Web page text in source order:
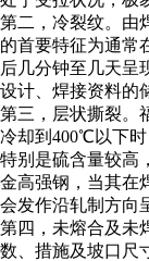
第二，冷裂纹。由
的首要特征为通常
后几分钟至几天呈
设计、焊接资料的
第三，层状撕裂。
冷却到400℃以下时
特别是硫含量较高
金高强钢，当其在
会发作沿轧制方向
第四，未熔合及未
数、措施及坡口尺